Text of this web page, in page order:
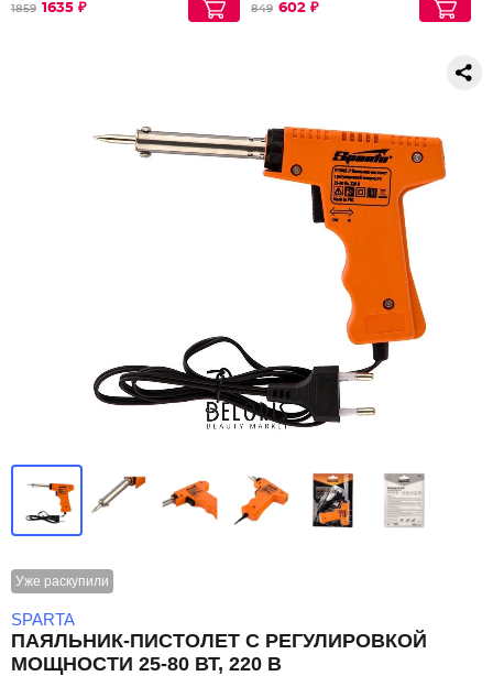
1859 1635 ₽ 849 602 ₽
Уже раскупили
SPARTA
ПАЯЛЬНИК-ПИСТОЛЕТ С РЕГУЛИРОВКОЙ
МОЩНОСТИ 25-80 ВТ, 220 В